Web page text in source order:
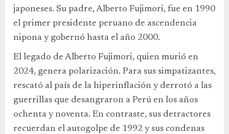
japoneses. Su padre, Alberto Fujimori, fue en 1990
el primer presidente peruano de ascendencia
nipona y gobernó hasta el año 2000.
El legado de Alberto Fujimori, quien murió en
2024, genera polarización. Para sus simpatizantes,
rescató al país de la hiperinflación y derrotó a las
guerrillas que desangraron a Perú en los años
ochenta y noventa. En contraste, sus detractores
recuerdan el autogolpe de 1992 y sus condenas